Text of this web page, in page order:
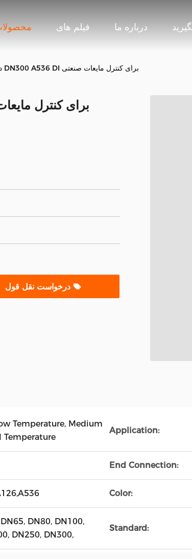
فیلم های درباره ما
دریچه درب دستی DN300 A536 DI برای کنترل مایعات صنعتی
درخواست نقل قول
Temperature, Medium
Temperature
Application:
End Connection:
Color:
DN80, DN100,
DN250, DN300,
Standard: